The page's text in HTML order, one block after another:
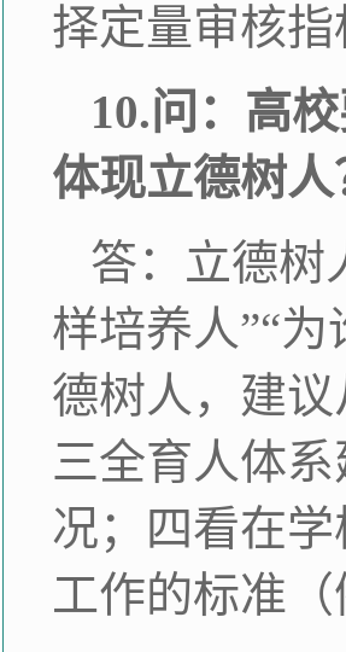
择定量审核
10.问：高
体现立德树人
答：立德树
样培养人”“
德树人，建
三全育人体
况；四看在
工作的标准